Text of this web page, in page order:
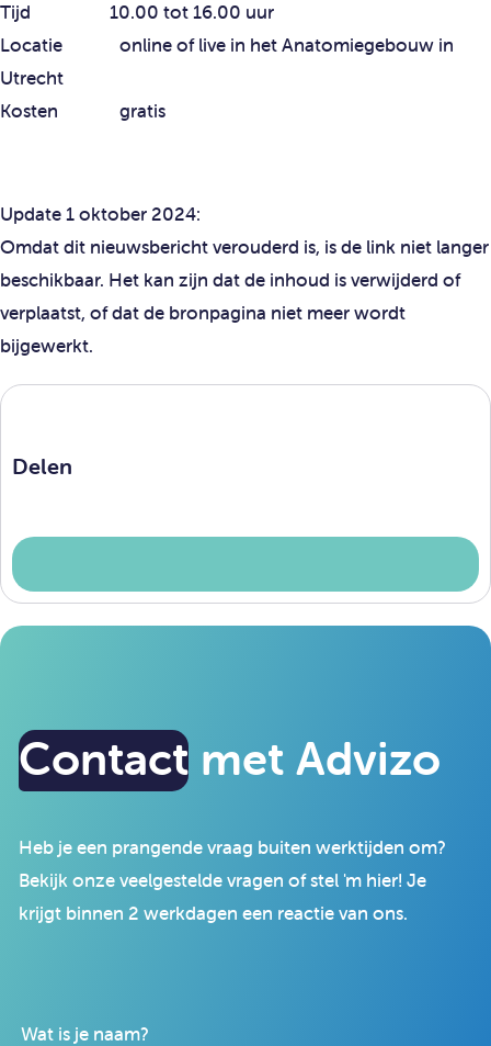
Tijd 10.00 tot 16.00 uur
Locatie online of live in het Anatomiegebouw in
Utrecht
Kosten gratis
Update 1 oktober 2024:
Omdat dit nieuwsbericht verouderd is, is de link niet langer
beschikbaar. Het kan zijn dat de inhoud is verwijderd of
verplaatst, of dat de bronpagina niet meer wordt
bijgewerkt.
Delen
Contact met Advizo
Heb je een prangende vraag buiten werktijden om?
Bekijk onze veelgestelde vragen of stel 'm hier! Je
krijgt binnen 2 werkdagen een reactie van ons.
Wat is je naam?